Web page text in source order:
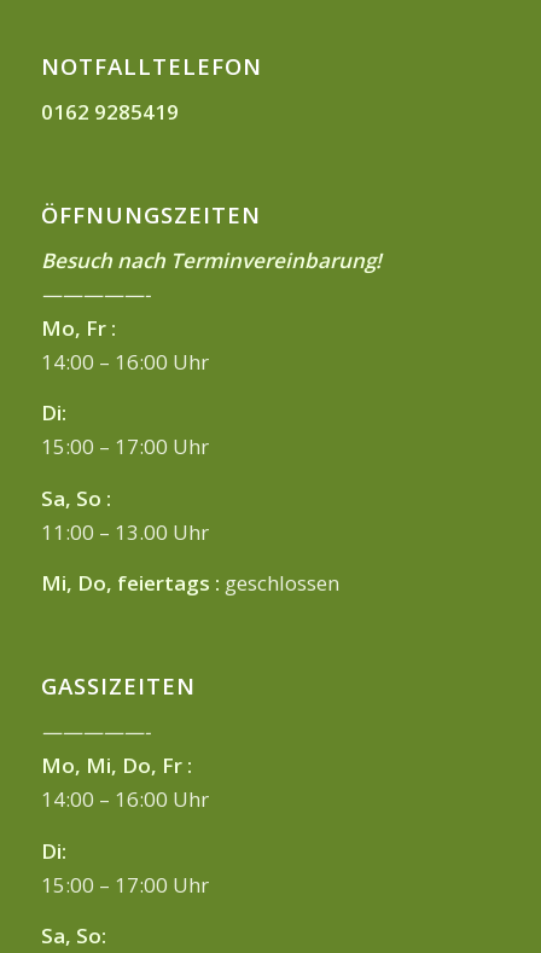
NOTFALLTELEFON
0162 9285419
ÖFFNUNGSZEITEN
Besuch nach Terminvereinbarung!
—————-
Mo, Fr :
14:00 – 16:00 Uhr
Di:
15:00 – 17:00 Uhr
Sa, So :
11:00 – 13.00 Uhr
Mi, Do, feiertags : geschlossen
GASSIZEITEN
—————-
Mo, Mi, Do, Fr :
14:00 – 16:00 Uhr
Di:
15:00 – 17:00 Uhr
Sa, So: